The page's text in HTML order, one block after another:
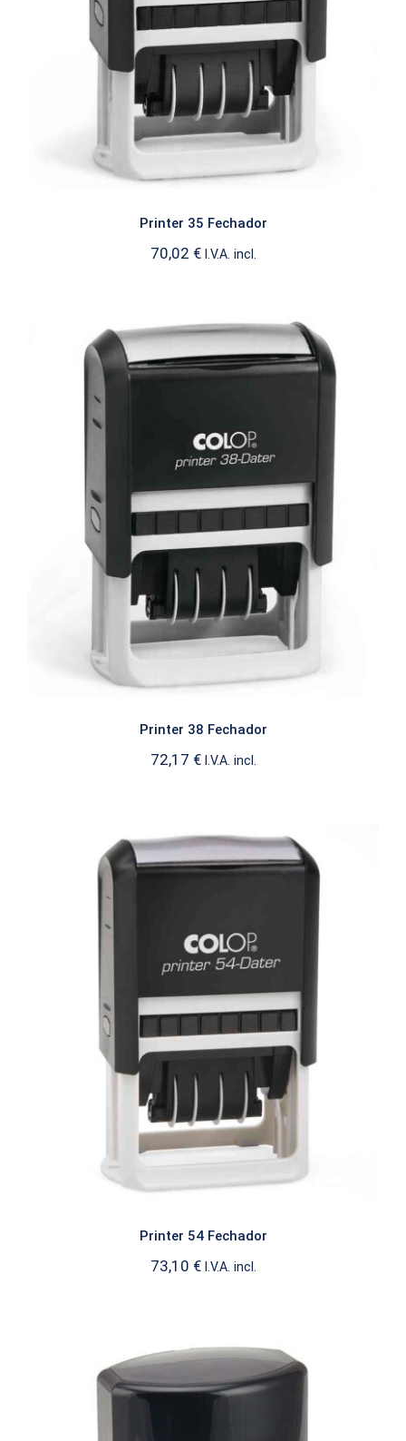
FECHADORES
Printer 35 Fechador
70,02 € I.V.A. incl.
Printer 38 Fechador
FECHADORES
Printer 38 Fechador
72,17 € I.V.A. incl.
Printer 54 Fechador
FECHADORES
Printer 54 Fechador
73,10 € I.V.A. incl.